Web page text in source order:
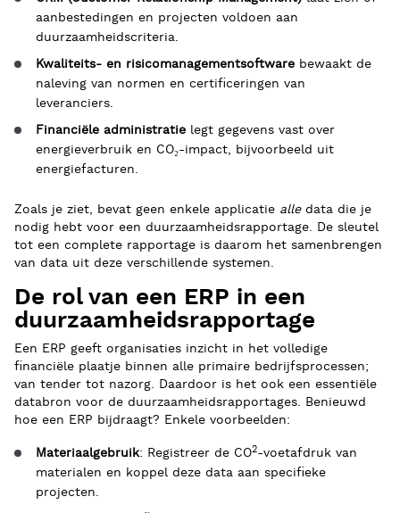
aanbestedingen en projecten voldoen aan
duurzaamheidscriteria.
Kwaliteits- en risicomanagementsoftware bewaakt de
naleving van normen en certificeringen van
leveranciers.
Financiële administratie legt gegevens vast over
energieverbruik en CO₂-impact, bijvoorbeeld uit
energiefacturen.
Zoals je ziet, bevat geen enkele applicatie alledata die je
nodig hebt voor een duurzaamheidsrapportage. De sleutel
tot een complete rapportage is daarom het samenbrengen
van data uit deze verschillende systemen.
De rol van een ERP in een
duurzaamheidsrapportage
Een ERP geeft organisaties inzicht in het volledige
financiële plaatje binnen alle primaire bedrijfsprocessen;
van tender tot nazorg. Daardoor is het ook een essentiële
databron voor de duurzaamheidsrapportages. Benieuwd
hoe een ERP bijdraagt? Enkele voorbeelden:
Materiaalgebruik: Registreer de CO2-voetafdruk van
materialen en koppel deze data aan specifieke
projecten.